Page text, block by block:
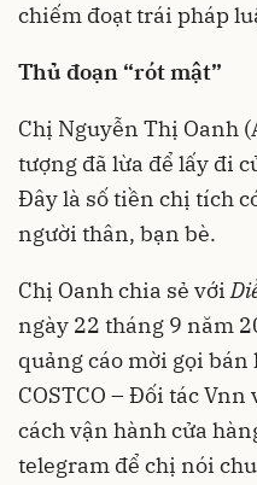
chiếm đoạt trái pháp
Thủ đoạn “rót mật”
Chị Nguyễn Thị Oanh
tượng đã lừa để lấy đi
Đây là số tiền chị tích
người thân, bạn bè.
Chị Oanh chia sẻ với
ngày 22 tháng 9 năm
quảng cáo mời gọi
COSTCO – Đối tác
cách vận hành cửa
telegram để chị nói